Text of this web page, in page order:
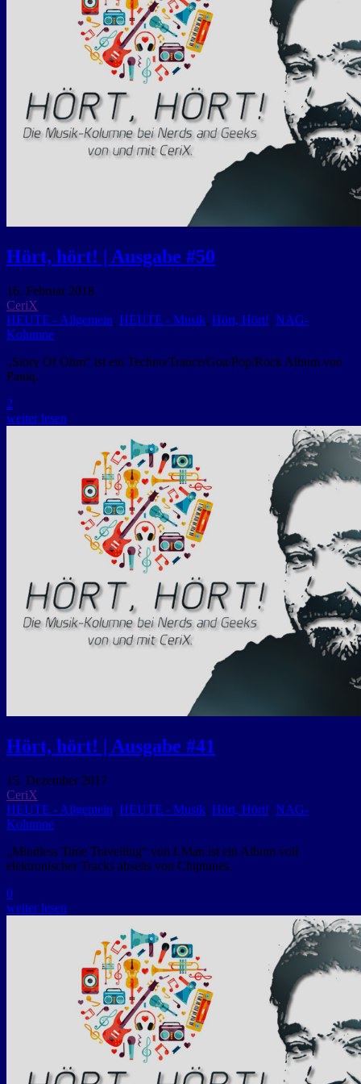
Hört, hört! | Ausgabe #50
16. Februar 2018
CeriX
HEUTE - Allgemein, HEUTE - Musik, Hört, Hört!, NAG-
Kolumne
„Story Of Ohm“ ist ein Techno/Trance/Goa/Pop/Rock Album von
Paniq.
2
weiter lesen
Hört, hört! | Ausgabe #41
15. Dezember 2017
CeriX
HEUTE - Allgemein, HEUTE - Musik, Hört, Hört!, NAG-
Kolumne
„Mindless Time Travelling“ von LMan ist ein Album voll
elektronischer Tracks abseits von Chiptunes.
0
weiter lesen